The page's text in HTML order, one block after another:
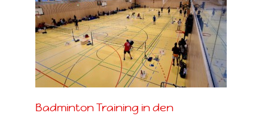
Badminton Training in den